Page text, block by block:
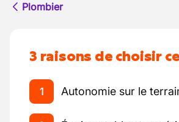
Plombier
3 raisons de choisir
1 Autonomie sur le